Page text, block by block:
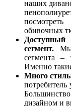
наших
обивочных
сегмент. Мы
сегмента –
Именно
Много
дизайном и